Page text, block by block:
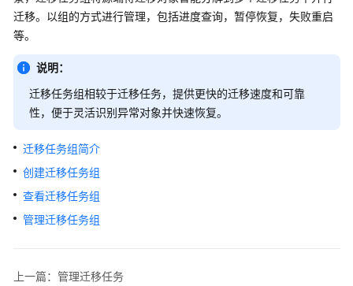
产
绍
快
速
门
用
指
权
迁移。以组的方式进行管理，包括进度查询，暂停恢复，失败重启
等。
说明：
迁移任务组相较于迁移任务，提供更快的迁移速度和可靠
性，便于灵活识别异常对象并快速恢复。
迁移任务组简介
创建迁移任务组
查看迁移任务组
管理迁移任务组
上一篇：管理迁移任务